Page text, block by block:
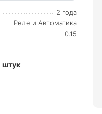
2 года
Реле и Автоматика
0.15
штук